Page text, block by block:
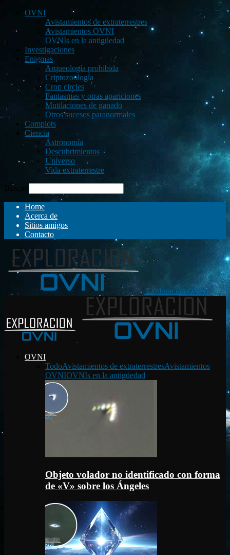
OVNI
Avistamientos de extraterrestres
Avistamientos OVNI
OVNIs en la antigüedad
Investigaciones
Enigmas
Arqueología prohibida
Criptozoología
Crop circles
Fantasmas y otras apariciones
Mutilaciones de ganado
Otros sucesos paranormales
Complots
Ciencia
Astronomía
Descubrimientos
Universo
Vida extraterrestre
Buscar
Home
Acerca de
Sitios amigos
Contacto
Exploración OVNI
OVNI
TodoAvistamientos de extraterrestresAvistamientos
OVNIOVNIs en la antigüedad
Objeto volador no identificado con forma
de «V» sobre los Ángeles